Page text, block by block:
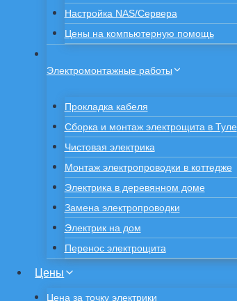
Настройка NAS/Сервера
Цены на компьютерную помощь
Электромонтажные работы
Прокладка кабеля
Сборка и монтаж электрощита в Туле
Чистовая электрика
Монтаж электропроводки в коттедже
Электрика в деревянном доме
Замена электропроводки
Электрик на дом
Перенос электрощита
Цены
Цена за точку электрики